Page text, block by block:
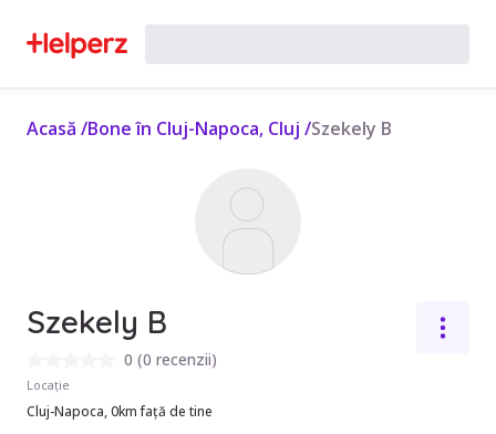
Acasă /Bone în Cluj-Napoca, Cluj /Szekely B
Szekely B
0 (0 recenzii)
Locație
Cluj-Napoca, 0km față de tine